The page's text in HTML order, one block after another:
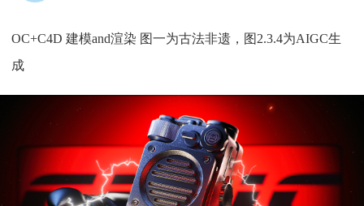
OC+C4D 建模and渲染 图一为古法非遗，图2.3.4为AIGC生
成